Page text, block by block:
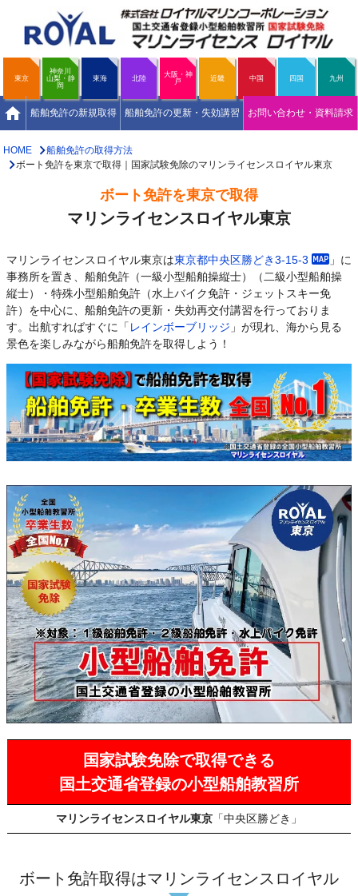
東京
神奈川
山梨・静
岡
東海 北陸
大阪・神
戸
近畿 中国 四国 九州
home 船舶免許の新規取得 船舶免許の更新・失効講習 お問い合わせ・資料請求
HOME
船舶免許の取得方法
ボート免許を東京で取得｜国家試験免除のマリンライセンスロイヤル東京
ボート免許を東京で取得
マリンライセンスロイヤル東京
マリンライセンスロイヤル東京は東京都中央区勝どき3-15-3
」に
事務所を置き、船舶免許（一級小型船舶操縦士）（二級小型船舶操
縦士）・特殊小型船舶免許（水上バイク免許・ジェットスキー免
許）を中心に、船舶免許の更新・失効再交付講習を行っておりま
す。出航すればすぐに「 レインボーブリッジ 」が現れ、海から見る
景色を楽しみながら船舶免許を取得しよう！
国家試験免除で取得できる
国土交通省登録の小型船舶教習所
マリンライセンスロイヤル東京 「中央区勝どき」
ボート免許取得はマリンライセンスロイヤル